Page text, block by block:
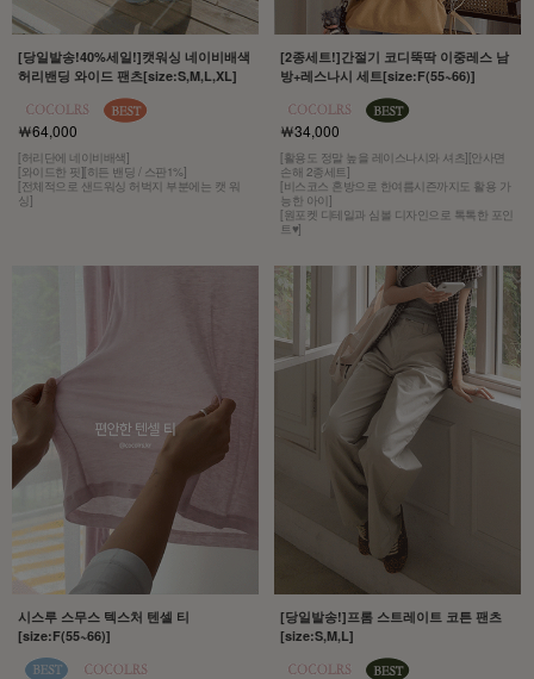
[당일발송!40%세일!]캣워싱 네이비배색
허리밴딩 와이드 팬츠[size:S,M,L,XL]
￦64,000
[허리단에 네이비배색]
[와이드한 핏][히든 밴딩 / 스판1%]
[전체적으로 샌드워싱 허벅지 부분에는 캣 워
싱]
[2종세트!]간절기 코디뚝딱 이중레스 남
방+레스나시 세트[size:F(55~66)]
￦34,000
[활용도 정말 높을 레이스나시와 셔츠][안사면
손해 2종세트]
[비스코스 혼방으로 한여름시즌까지도 활용 가
능한 아이]
[원포켓 디테일과 심볼 디자인으로 톡톡한 포인
트♥]
시스루 스무스 텍스처 텐셀 티
[size:F(55~66)]
[당일발송!]프롬 스트레이트 코튼 팬츠
[size:S,M,L]